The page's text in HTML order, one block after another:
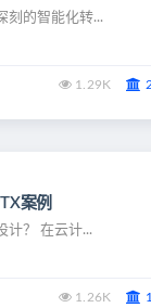
刻的智能化转...
1.29K
案例
计？ 在云计...
1.26K